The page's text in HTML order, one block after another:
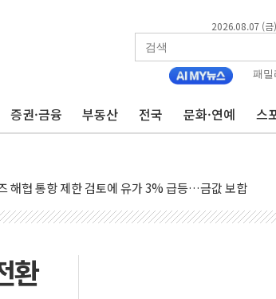
2026.08.07 (금)
패밀
증권·금융 부동산 전국 문화·연예 스
단' 행정명령 서명…출생시민권 제한 재시동
것"…군수품 부족설 일축 "막대한 무기 보유"
1주택자 귀환 조짐에 전월세시장 '긴장'
자…맞교환·재매수·다운사이징 '저울질'
에 하락…다우 5거래일 랠리 '마침표'
재개방 합의 막바지.."美와 직접 협상 없어"
점검 2차 회의…주택 공급 대책 막바지 조율할 듯
(금)
환